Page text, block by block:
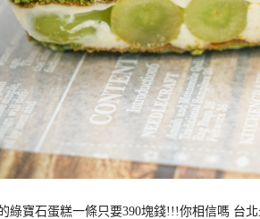
綠寶石蛋糕一條只要390塊錢!!!你相信嗎 台